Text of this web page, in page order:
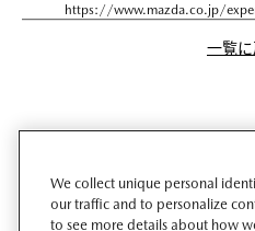
https://www.mazda.co.jp/
一覧に
We collect unique personal
our traffic and to personalize
to see more details about how